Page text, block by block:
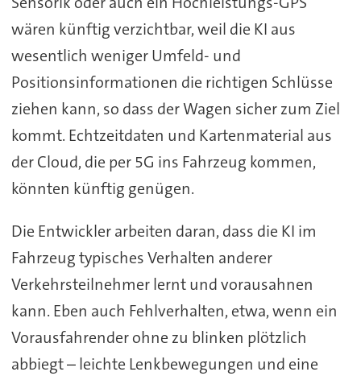
wären künftig verzichtbar, weil die KI aus
wesentlich weniger Umfeld- und
Positionsinformationen die richtigen Schlüsse
ziehen kann, so dass der Wagen sicher zum Ziel
kommt. Echtzeitdaten und Kartenmaterial aus
der Cloud, die per 5G ins Fahrzeug kommen,
könnten künftig genügen.
Die Entwickler arbeiten daran, dass die KI im
Fahrzeug typisches Verhalten anderer
Verkehrsteilnehmer lernt und vorausahnen
kann. Eben auch Fehlverhalten, etwa, wenn ein
Vorausfahrender ohne zu blinken plötzlich
abbiegt – leichte Lenkbewegungen und eine